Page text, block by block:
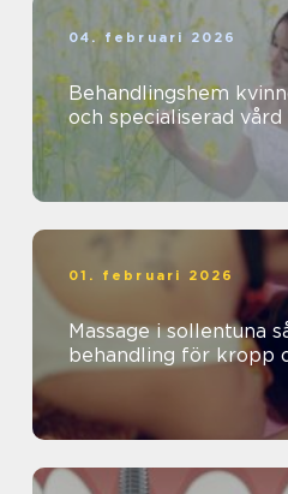
04. februari 2026
Behandlingshem kvinnor trygg
och specialiserad vård
01. februari 2026
Massage i sollentuna så hittar du rätt
behandling för kropp